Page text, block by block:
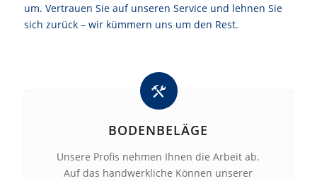
um. Vertrauen Sie auf unseren Service und lehnen Sie
sich zurück – wir kümmern uns um den Rest.
BODENBELÄGE
Unsere Profis nehmen Ihnen die Arbeit ab.
Auf das handwerkliche Können unserer